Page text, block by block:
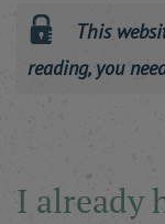
This
reading, you
I already